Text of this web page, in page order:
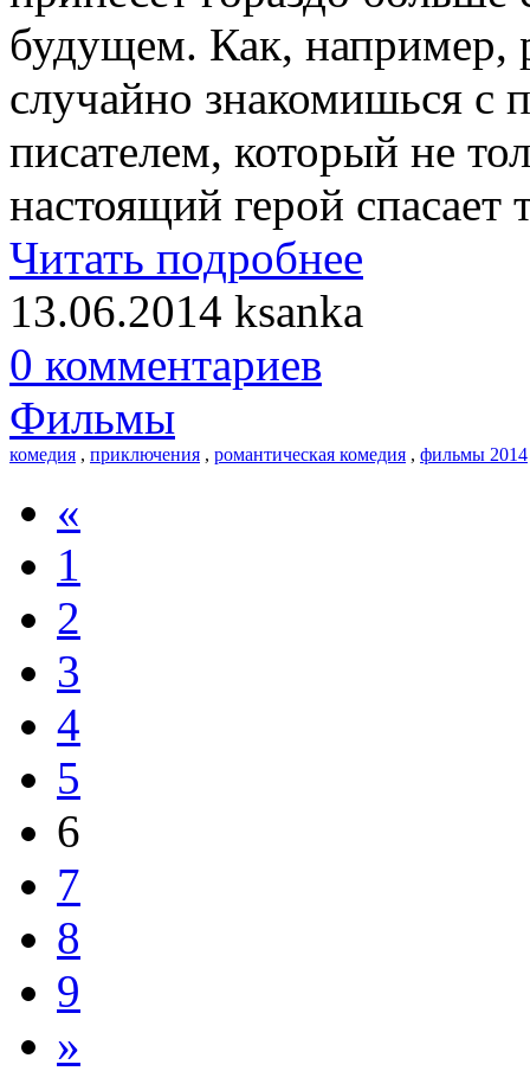
будущем. Как, например,
случайно знакомишься
писателем, который не
настоящий герой
Читать подробнее
13.06.2014 ksanka
0 комментариев
Фильмы
комедия , приключения , романтическая комедия , фильмы 2014
«
1
2
3
4
5
6
7
8
9
»